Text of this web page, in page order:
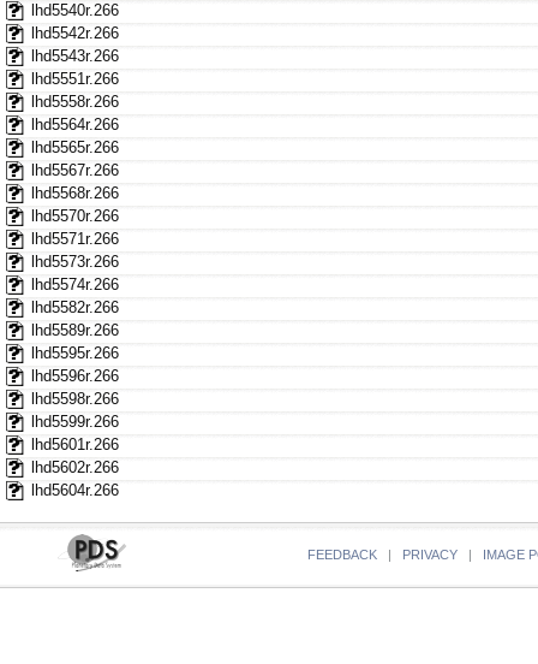
lhd5540r.266
lhd5542r.266
lhd5543r.266
lhd5551r.266
lhd5558r.266
lhd5564r.266
lhd5565r.266
lhd5567r.266
lhd5568r.266
lhd5570r.266
lhd5571r.266
lhd5573r.266
lhd5574r.266
lhd5582r.266
lhd5589r.266
lhd5595r.266
lhd5596r.266
lhd5598r.266
lhd5599r.266
lhd5601r.266
lhd5602r.266
lhd5604r.266
FEEDBACK | PRIVACY | IMAGE